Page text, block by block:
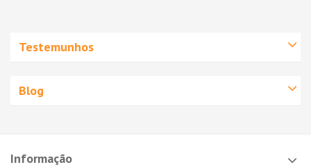
Testemunhos
Blog
Informação